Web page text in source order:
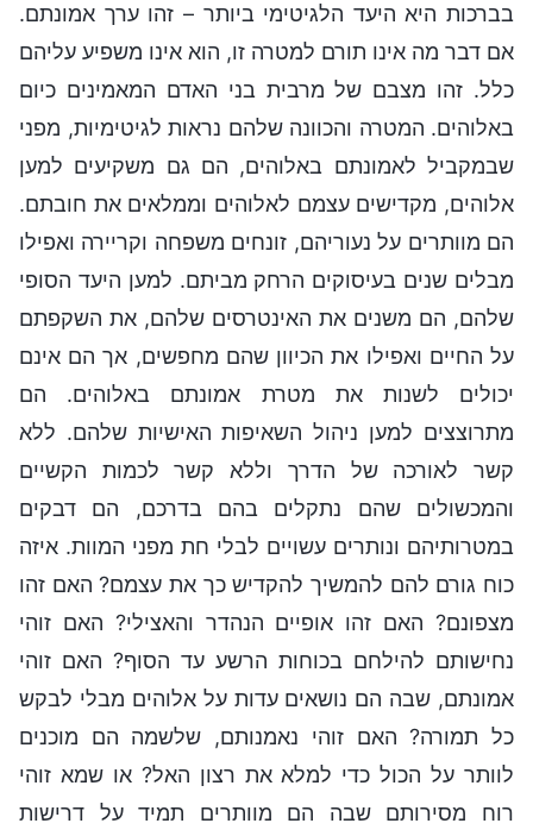
בברכות היא היעד הלגיטימי ביותר – זהו ערך אמונתם.
אם דבר מה אינו תורם למטרה זו, הוא אינו משפיע עליהם
כלל. זהו מצבם של מרבית בני האדם המאמינים כיום
באלוהים. המטרה והכוונה שלהם נראות לגיטימיות, מפני
שבמקביל לאמונתם באלוהים, הם גם משקיעים למען
אלוהים, מקדישים עצמם לאלוהים וממלאים את חובתם.
הם מוותרים על נעוריהם, זונחים משפחה וקריירה ואפילו
מבלים שנים בעיסוקים הרחק מביתם. למען היעד הסופי
שלהם, הם משנים את האינטרסים שלהם, את השקפתם
על החיים ואפילו את הכיוון שהם מחפשים, אך הם אינם
יכולים לשנות את מטרת אמונתם באלוהים. הם
מתרוצצים למען ניהול השאיפות האישיות שלהם. ללא
קשר לאורכה של הדרך וללא קשר לכמות הקשיים
והמכשולים שהם נתקלים בהם בדרכם, הם דבקים
במטרותיהם ונותרים עשויים לבלי חת מפני המוות. איזה
כוח גורם להם להמשיך להקדיש כך את עצמם? האם זהו
מצפונם? האם זהו אופיים הנהדר והאצילי? האם זוהי
נחישותם להילחם בכוחות הרשע עד הסוף? האם זוהי
אמונתם, שבה הם נושאים עדות על אלוהים מבלי לבקש
כל תמורה? האם זוהי נאמנותם, שלשמה הם מוכנים
לוותר על הכול כדי למלא את רצון האל? או שמא זוהי
רוח מסירותם שבה הם מוותרים תמיד על דרישות